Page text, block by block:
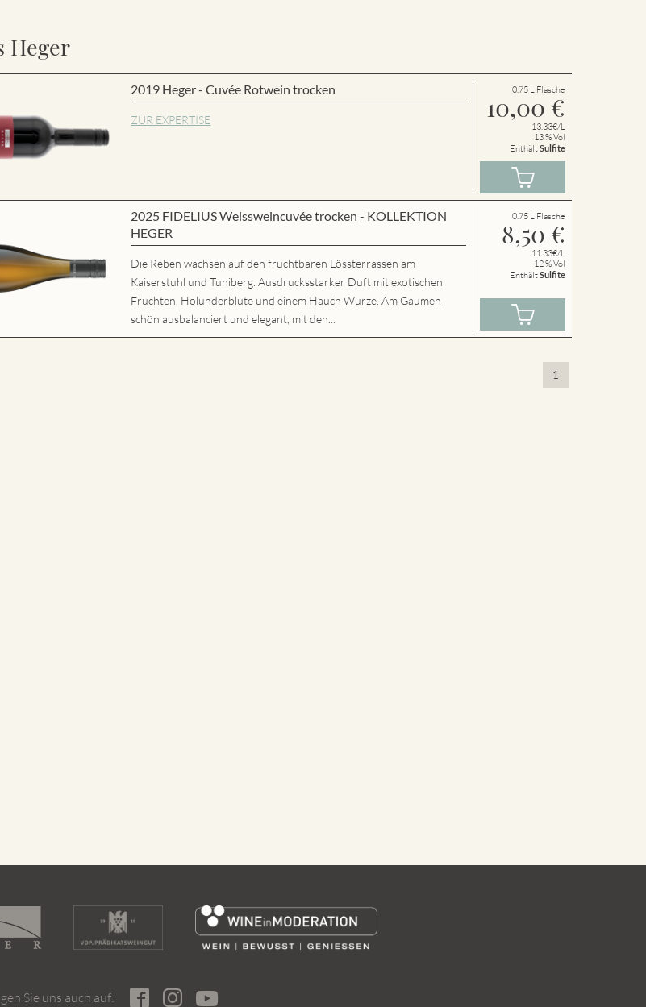
Heger
2019 Heger - Cuvée Rotwein trocken
ZUR EXPERTISE
0.75 L Flasche
10,00 €
13.33€/L
13 % Vol
EnthältSulfite
2025 FIDELIUS Weissweincuvée trocken - KOLLEKTION
HEGER
Die Reben wachsen auf den fruchtbaren Lössterrassen am
Kaiserstuhl und Tuniberg. Ausdrucksstarker Duft mit exotischen
Früchten, Holunderblüte und einem Hauch Würze. Am Gaumen
schön ausbalanciert und elegant, mit den...
0.75 L Flasche
8,50 €
11.33€/L
12 % Vol
EnthältSulfite
1
Sie uns auch auf: